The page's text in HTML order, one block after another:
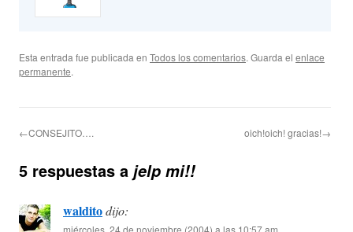
Esta entrada fue publicada en Todos los comentarios. Guarda el enlace
permanente.
←CONSEJITO…. oich!oich! gracias!→
5 respuestas a jelp mi!!
walditodijo: